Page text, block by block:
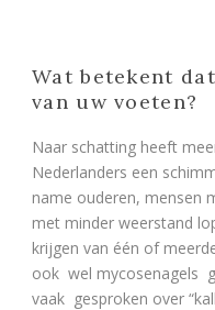
Wat betekent
van uw voeten?
Naar schatting heeft
Nederlanders een
name ouderen, mensen
met minder weerstand
krijgen van één of
ook wel mycosenagels
vaak gesproken over